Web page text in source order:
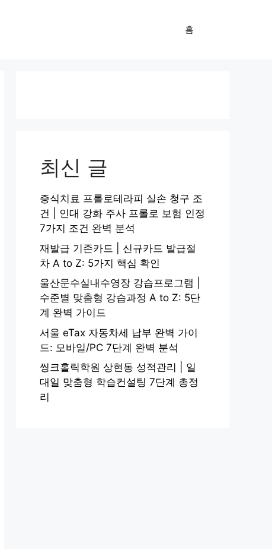
홈
최신 글
증식치료 프롤로테라피 실손 청구 조
건 | 인대 강화 주사 프롤로 보험 인정
7가지 조건 완벽 분석
재발급 기존카드 | 신규카드 발급절
차 A to Z: 5가지 핵심 확인
울산문수실내수영장 강습프로그램 |
수준별 맞춤형 강습과정 A to Z: 5단
계 완벽 가이드
서울 eTax 자동차세 납부 완벽 가이
드: 모바일/PC 7단계 완벽 분석
씽크홀릭학원 상현동 성적관리 | 일
대일 맞춤형 학습컨설팅 7단계 총정
리